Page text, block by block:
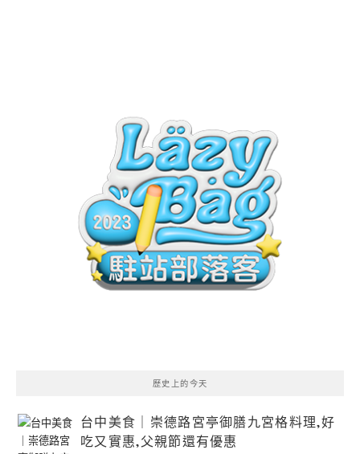
歷史上的今天
台中美食｜崇德路宮亭御膳九宮格料理,好
吃又實惠,父親節還有優惠